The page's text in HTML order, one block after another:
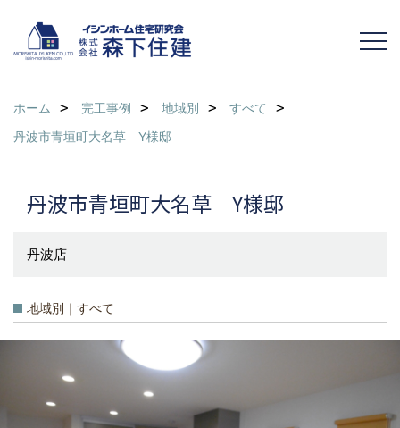
ホーム 完工事例 地域別
すべて
丹波市青垣町大名草 Y様邸
丹波市青垣町大名草 Y様邸
丹波店
地域別｜すべて